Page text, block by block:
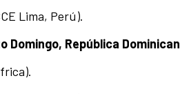
Lima, Perú).
Domingo, República